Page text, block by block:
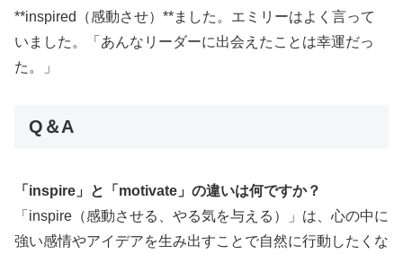
**inspired（感動させ）**ました。エミリーはよく言って
いました。「あんなリーダーに出会えたことは幸運だっ
た。」
Q＆A
「inspire」と「motivate」の違いは何ですか？
「inspire（感動させる、やる気を与える）」は、心の中に
強い感情やアイデアを生み出すことで自然に行動したくな